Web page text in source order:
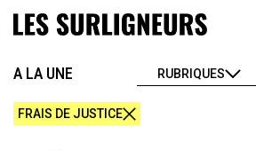
A LA UNE RUBRIQUES
FRAIS DE JUSTICE